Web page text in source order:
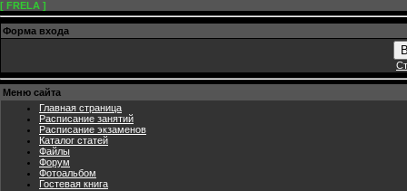
[ FRELA ]
Форма входа
Меню сайта
Главная страница
Расписание занятий
Расписание экзаменов
Каталог статей
Файлы
Форум
Фотоальбом
Гостевая книга